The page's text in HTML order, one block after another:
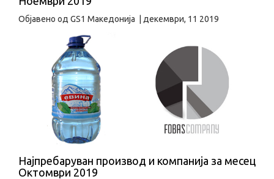
Објавено од GS1 Македонија декември, 11 2019
Најпребаруван производ и компанија за месец
Октомври 2019